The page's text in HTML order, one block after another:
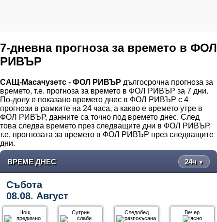
7-дневна прогноза за времето в ФОЛ
РИВЪР
САЩ-Масачузетс - ФОЛ РИВЪР дългосрочна прогноза за
времето, т.е. прогноза за времето в ФОЛ РИВЪР за 7 дни.
По-долу е показано времето днес в ФОЛ РИВЪР с 4
прогнози в рамките на 24 часа, а какво е времето утре в
ФОЛ РИВЪР, данните са точно под времето днес. След
това следва времето през следващите дни в ФОЛ РИВЪР,
т.е. прогнозата за времето в ФОЛ РИВЪР през следващите
дни.
ВРЕМЕ ДНЕС 24ч ▼
Събота
08.08. Август
Нощ Сутрин Следобед Вечер